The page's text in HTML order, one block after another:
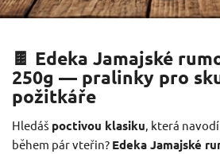
🍫 Edeka Jamajské
250g — pralinky pro
požitkáře
Hledáš poctivou klasiku, která
během pár vteřin? Edeka Jamajské